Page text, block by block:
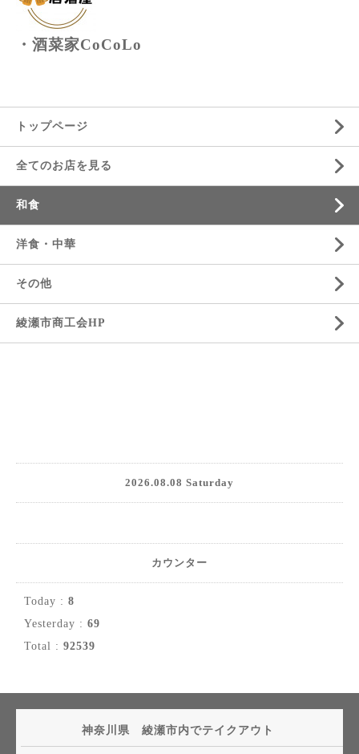
・酒菜家CoCoLo
トップページ
全てのお店を見る
和食
洋食・中華
その他
綾瀬市商工会HP
2026.08.08 Saturday
カウンター
Today : 8
Yesterday : 69
Total : 92539
神奈川県 綾瀬市内でテイクアウト